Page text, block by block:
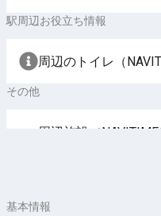
駅周辺お役立ち情報
周辺のトイレ（
その他
周辺施設（NAVITIME
基本情報